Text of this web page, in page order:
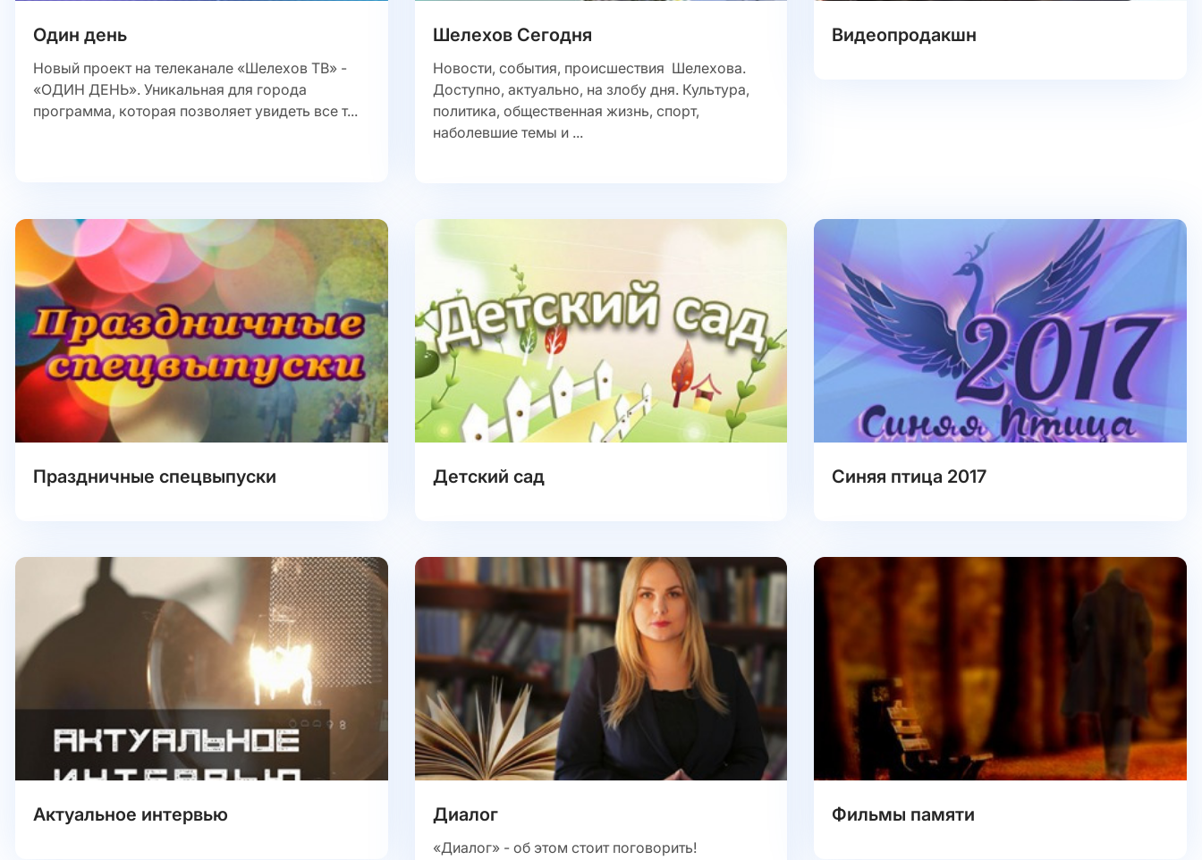
Один день
Новый проект на телеканале «Шелехов ТВ» -
«ОДИН ДЕНЬ». Уникальная для города
программа, которая позволяет увидеть все т...
Шелехов Сегодня
Новости, события, происшествия Шелехова.
Доступно, актуально, на злобу дня. Культура,
политика, общественная жизнь, спорт,
наболевшие темы и ...
Видеопродакшн
Праздничные спецвыпуски Детский сад Синяя птица 2017
Актуальное интервью Диалог
«Диалог» - об этом стоит поговорить!
Фильмы памяти